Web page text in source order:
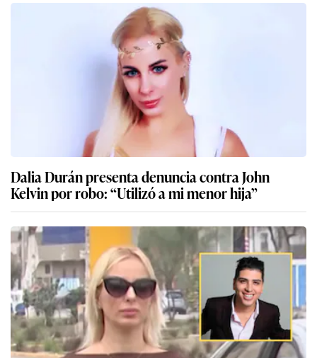
Dalia Durán presenta denuncia contra John
Kelvin por robo: “Utilizó a mi menor hija”
“No soy la misma del 2021”: Dalia Durán asegura
que ya no retirará denuncia contra John Kelvin
Contenido sugerido ContenidoGEC